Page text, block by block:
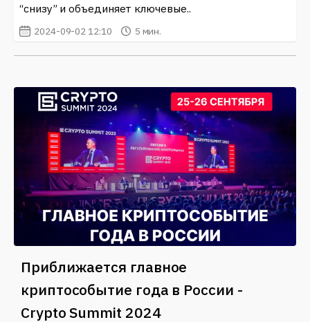
“снизу” и объединяет ключевые..
2024-09-02 12:10 5 мин.
Приближается главное
криптособытие года в России -
Crypto Summit 2024